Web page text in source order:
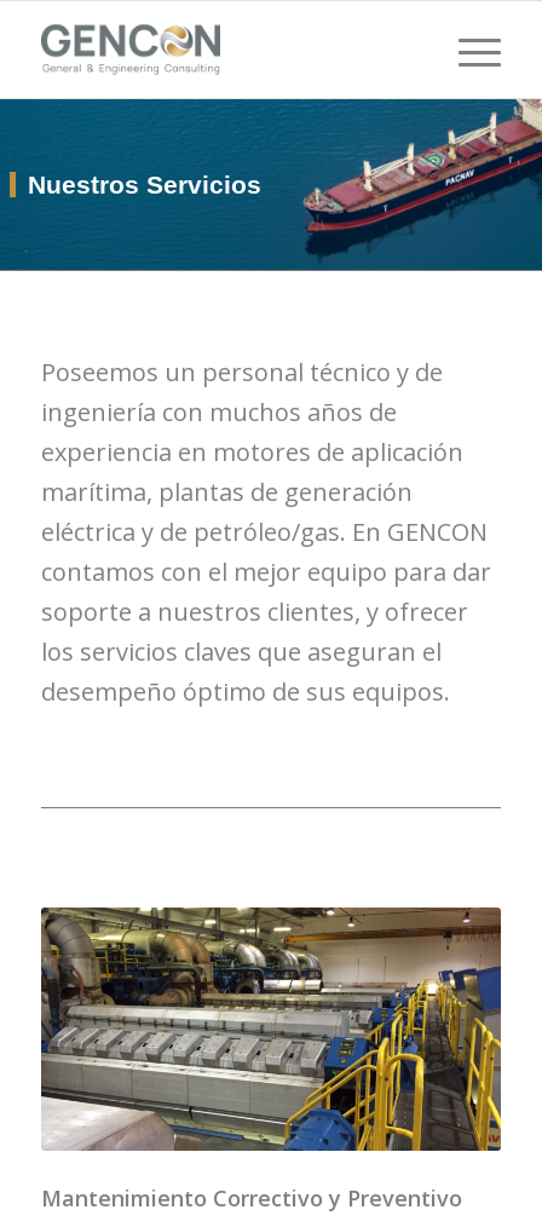
Nuestros Servicios
Poseemos un personal técnico y de
ingeniería con muchos años de
experiencia en motores de aplicación
marítima, plantas de generación
eléctrica y de petróleo/gas. En GENCON
contamos con el mejor equipo para dar
soporte a nuestros clientes, y ofrecer
los servicios claves que aseguran el
desempeño óptimo de sus equipos.
Mantenimiento Correctivo y Preventivo